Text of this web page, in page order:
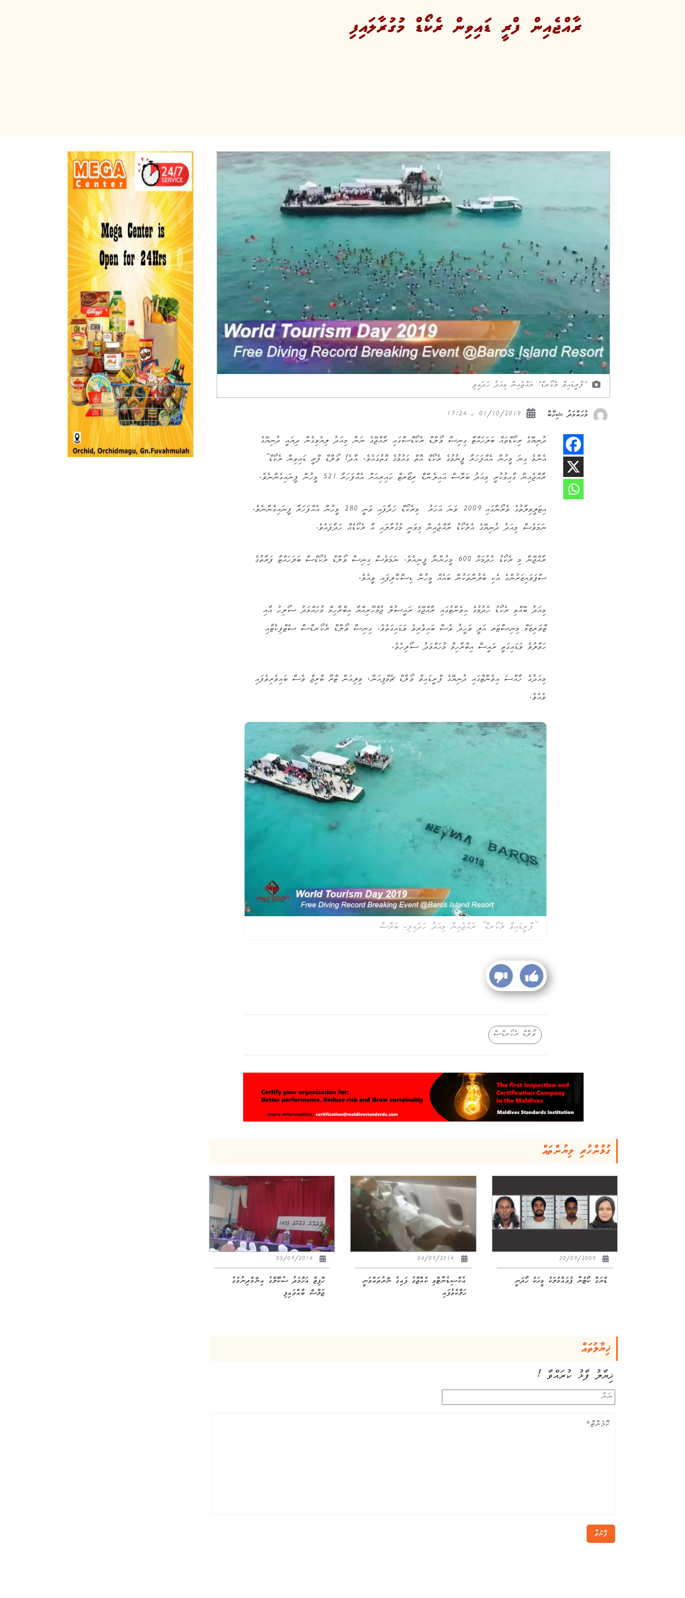
ރާއްޖެއިން ފްރީ ޑައިވިން ރެކޯޑް މުގުރާލައިފި
"ފްރީޑައިވް ރެކޯރޑް" ރައްޖެއިން މިއަދު ހަދައިފި
މުހައްމަދު ޝިހާބް
ދުނިޔޭގެ ރިކޯޑްތައް ބަލަހައްޓާ ގިނިސް ވޯލްޑް ރެކޯޑްސްގައި ރާއްޖޭގެ ނަން މިއަދު ލިޔެވިގެން ދިޔައީ ދުނިޔޭގެ
އެންމެ ގިނަ މީހުން އެއްފަހަރާ ފީނުމުގެ ރެކޯޑް އޮތް ގައުމުގެ ގޮތުގައެވެ. އާދެ! ވޯލްޑް ފްރީ ޑައިވިން ރެކޯޑް”
ރާއްޖެއިން ގާއިމުކުރީ މިއަދު ބަރޮސް އައިލެންޑް ރިޒޯރޓް ކައިރިއަށް އެއްފަހަރާ 521 މީހުން ފީނައިގެންނެވެ.
އިޓަލީވިލާތުގެ ވެރޯނާގައި 2009 ވަނަ އަހަރު މިރެކޯޑް ހަދާފައި ވަނީ 280 މީހުން އެއްފަހަރާ ފީނައިގެންނެވެ.
ނަމަވެސް މިއަދު ދުނިޔޭގެ އެރެކޯޑު ރާއްޖެއިން މިވަނީ މުގުރާލައި އާ ރެކޯޑެއް ހަދާފައެވެ.
ރާއްޖޭން މި ރެކޯޑު ހެދުމަށް 600 މީހުންނާ ފީނިއެވެ. ނަމަވެސް ގިނިސް ވޯލްޑް ރެކޯޑްސް ބަލަހައްޓާ ފަރާތުގެ
ސްޕަވައިޒަރުންގެ އެކި ބެލުންތަކުން ބައެއް މީހުން ޑިސްކޮލިފައި ވީއެވެ.
މިއަދު ބޭއްވި ރެކޯޑު ހެދުމުގެ އިވެންޓުގައި ރާއްޖޭގެ ރައީސުލް ޖުމްހޫރިއްޔާ އިބްރާހިމް މުހައްމަދު ސޯލިހު އާއި
ޓްވަރިޒަމް މިނިސްޓަރ އަލީ ވަހީދު ވެސް ބައިވެރިވެ ވަޑައިގަތެވެ. ގިނިސް ވޯލްޑް ރެކޯރޑްސް ސެޓްފިކެޓާއި
ހަވާލުވެ ވަޑައިގަތީ ރައީސް އިބްރާހިމް މުހައްމަދު ސޯލިހެވެ.
މިއަދުގެ ޚާއްސަ އިވެންޓްގައި ދުނިޔޭގެ ފްރީޑައިވް ވޯލްޑް ޗެމްޕިއަން، ވިލިއަން ޓްރޫ ބްރިޖް ވެސް ބައިވެރިވެފައި
ވެއެވެ.
“ފްރީޑައިވް ރެކޯރޑް” ރައްޖެއިން މިއަދު ހަދައިފި- ބަރޮސް
ވޯލްޑް ރެކޯރޑްސް
ގުޅުންހުރި ލިޔުންތައް
20/09/2009
ޑްރަގް ކޯޓުން ފުވައްމުލަކު މީހަކު ހޯދަނީ
އެކްސިޑެންޓްވި ކުއްޖާގެ ފައިގެ ނާރުތައްވަނީ
ހަލާކުވެފައި
05/09/2014
ހާފިޒް އަހްމަދު ސުކޫލްގެ އިނާމްދިނުމުގެ
ޖަލްސާ ބާއްވައިފި
ޚިޔާލުތައް
ޚިޔާލު ފާޅު ކުރައްވާ !
ފޮނުވާ